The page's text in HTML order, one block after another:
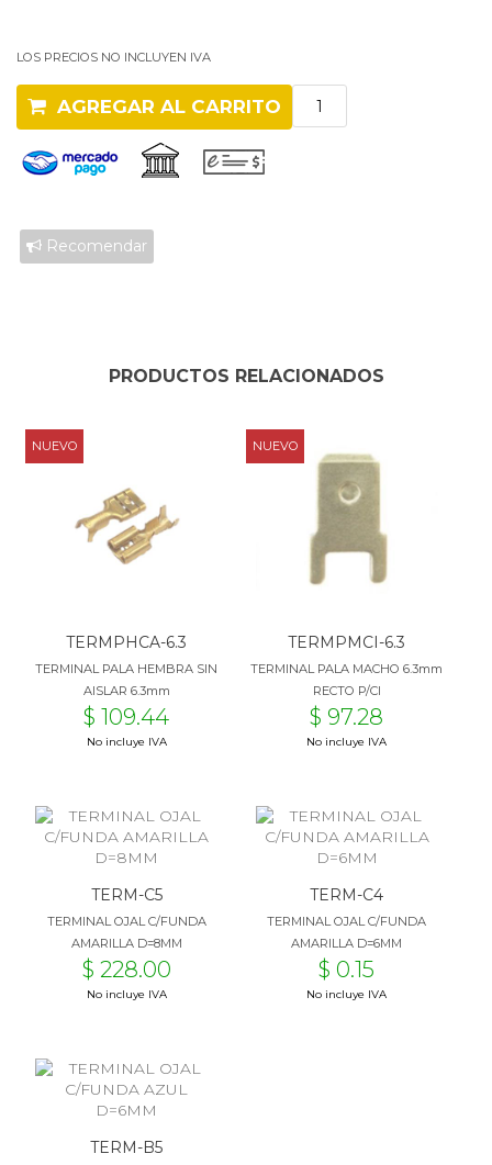
LOS PRECIOS NO INCLUYEN IVA
AGREGAR AL CARRITO
Recomendar
PRODUCTOS RELACIONADOS
NUEVO
TERMPHCA-6.3
TERMINAL PALA HEMBRA SIN
AISLAR 6.3mm
$ 109.44
No incluye IVA
NUEVO
TERMPMCI-6.3
TERMINAL PALA MACHO 6.3mm
RECTO P/CI
$ 97.28
No incluye IVA
TERM-C5
TERMINAL OJAL C/FUNDA
AMARILLA D=8MM
$ 228.00
No incluye IVA
TERM-C4
TERMINAL OJAL C/FUNDA
AMARILLA D=6MM
$ 0.15
No incluye IVA
TERM-B5